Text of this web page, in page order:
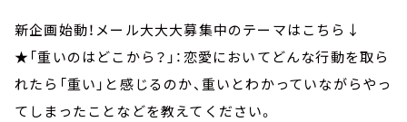
新企画始動！メール大大大募集中のテーマはこちら↓
★「重いのはどこから？」：恋愛においてどんな行動を取ら
れたら「重い」と感じるのか、重いとわかっていながらやっ
てしまったことなどを教えてください。